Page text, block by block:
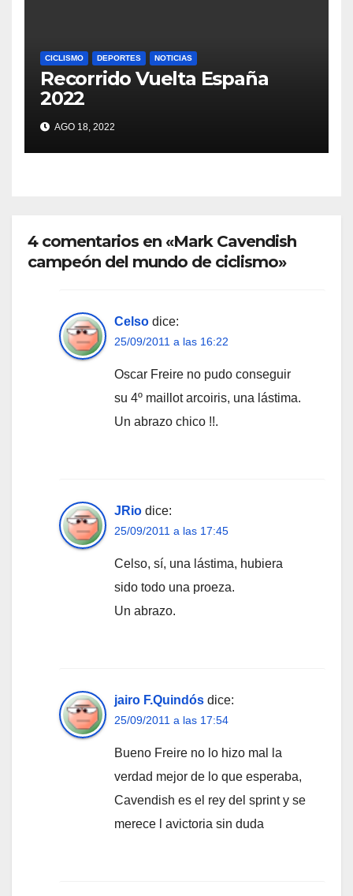
CICLISMO DEPORTES NOTICIAS
Recorrido Vuelta España
2022
AGO 18, 2022
4 comentarios en «Mark Cavendish
campeón del mundo de ciclismo»
Celso dice:
25/09/2011 a las 16:22
Oscar Freire no pudo conseguir
su 4º maillot arcoiris, una lástima.
Un abrazo chico !!.
JRio dice:
25/09/2011 a las 17:45
Celso, sí, una lástima, hubiera
sido todo una proeza.
Un abrazo.
jairo F.Quindós dice:
25/09/2011 a las 17:54
Bueno Freire no lo hizo mal la
verdad mejor de lo que esperaba,
Cavendish es el rey del sprint y se
merece l avictoria sin duda